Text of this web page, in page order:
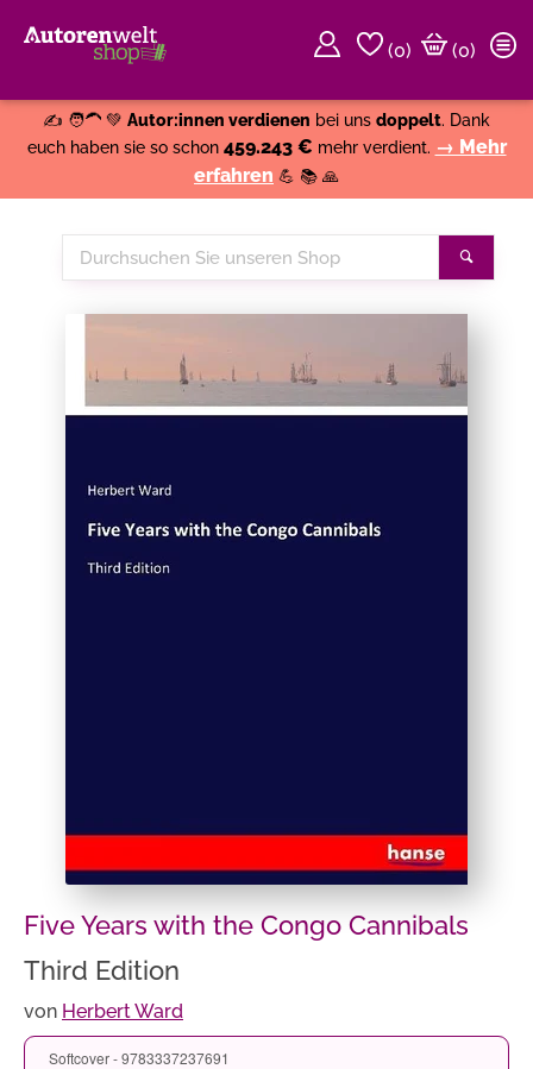
(0)
(0)
✍️ 🧑‍🦱 💚 Autor:innen verdienen bei uns doppelt. Dank
euch haben sie so schon 459.243 € mehr verdient. → Mehr
erfahren 💪 📚 🙏
Durchsuchen
Sie
Five Years with the Congo Cannibals
Third Edition
von Herbert Ward
Softcover - 9783337237691